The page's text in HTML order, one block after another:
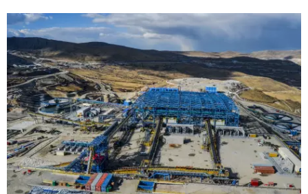
En primer trimestre del año